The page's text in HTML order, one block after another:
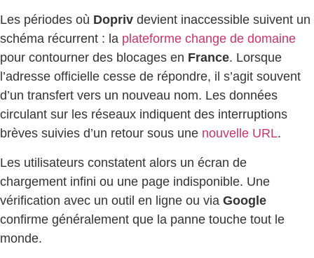
Les périodes où Dopriv devient inaccessible suivent un
schéma récurrent : la plateforme change de domaine
pour contourner des blocages en France. Lorsque
l’adresse officielle cesse de répondre, il s’agit souvent
d’un transfert vers un nouveau nom. Les données
circulant sur les réseaux indiquent des interruptions
brèves suivies d’un retour sous une nouvelle URL.
Les utilisateurs constatent alors un écran de
chargement infini ou une page indisponible. Une
vérification avec un outil en ligne ou via Google
confirme généralement que la panne touche tout le
monde.